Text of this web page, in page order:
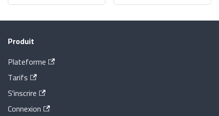
Produit
Plateforme
Tarifs
S'inscrire
Connexion